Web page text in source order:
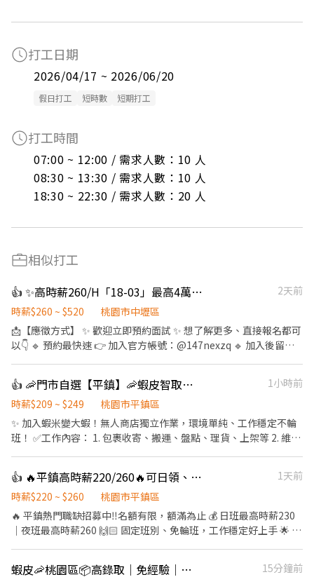
打工日期
2026/04/17 ~ 2026/06/20
假日打工 短時數 短期打工
打工時間
07:00 ~ 12:00 / 需求人數：10 人
08:30 ~ 13:30 / 需求人數：10 人
18:30 ~ 22:30 / 需求人數：20 人
相似打工
👍 ✨高時薪260/H「18-03」最高4萬8起🧧暑期長期皆可安排🎁免費接駁車｜書審
2天前
時薪$260 ~ $520
桃園市中壢區
📩【應徵方式】 ✨ 歡迎立即預約面試 ✨ 想了解更多、直接報名都可
以👇 🔹 預約最快速 👉 加入官方帳號：@147nexzq 🔹 加入後留
【火箭物流｜觀音桃5廠】加碼放送中 ✨ 時薪加碼 每小時再加碼
+20 元！ 🎉 報到獎金 💵 3,000 元 ✔ 第一個月出勤率達 85%（含）
以上即可領取 🎉 留任獎金 💵 3,000 元 ✔ 第二個月出勤率達 85%
（含）以上即可領取 - 日領周領都OK ! - 8H免加班 ! 📦 訂單穩定｜
不加班也OK 🉑 日領／周領彈性選 🎯 工作簡單不燒腦 💼 輕鬆上手、
久做不累 🎁 超優福利一次到位 🎁 ✔ 📦 工作內容單純（理貨／包裝
新手友善 ✔ 🍱 免費供餐｜伙食免擔心 ✔ 💰 全勤獎金1000元（條件
依照廠區公告） ━━━━━━━━━━━━━━━━━━ 🕐 上班時
間 & 薪資（含津貼） 🕐 🌙 晚班｜18:00－03:00 260/H ➤$45,760起
「+3000獎金」=$48,760 🏢 工作內容超簡單 🏢 📦 電商商品理貨、
👍 🦐門市自選【平鎮】🦐蝦皮智取店 / 免經驗、快速報到 💰時薪 209 -249
1小時前
時薪$209 ~ $249
桃園市平鎮區
✨ 加入蝦米變大蝦！無人商店獨立作業，環境單純、工作穩定不輪
班！ ✅工作內容： 1. 包裹收寄、搬運、盤點、理貨、上架等 2. 維持
門市支援 🌙🌙夜班說明🌙🌙 工作型態：為每日跑點約3–10家門市，
跑點距離約16km內 需可配合(早班/晚班)擇一於門市安排受訓 🔔需
有機車&駕照🔔 ⸻ ✅工作時間： 🔹早班：07:00-12:00、07:30-
12:30、08:00-13:00、08:30-13:30 🔹晚班：17:30-22:30、17:30-
🔹假日早班：07:00-12:00 🔹假日晚班：17:30-23:30 (上班時數為
👍 🔥平鎮高時薪220/260🔥可日領、週領‼️固定班別免輪班‼️週休二日💯錄取率高✨
1天前
時薪$220 ~ $260
桃園市平鎮區
🔥 平鎮熱門職缺招募中‼️名額有限，額滿為止 💰 日班最高時薪230
｜夜班最高時薪260 🙌🏻 固定班別、免輪班，工作穩定好上手 🌟 #
（日、夜班可選） ✔️ 二休二（日、夜班可選） 👉 上班時間： 🌞 日
蝦皮🦐桃園區📦高錄取｜免經驗｜高時薪｜高錄取｜自選門市｜包裹理貨員🔸立即上工 15分鐘前